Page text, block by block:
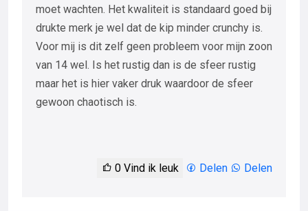
moet wachten. Het kwaliteit is standaard goed bij
drukte merk je wel dat de kip minder crunchy is.
Voor mij is dit zelf geen probleem voor mijn zoon
van 14 wel. Is het rustig dan is de sfeer rustig
maar het is hier vaker druk waardoor de sfeer
gewoon chaotisch is.
0 Vind ik leuk Delen Delen